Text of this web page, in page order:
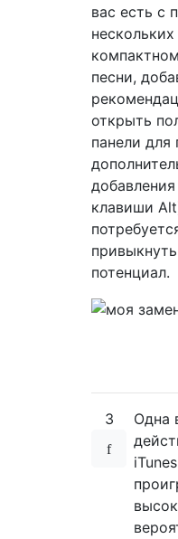
вас есть с
песни,
открыть
панели для
клавиши
потенциал.
3
Одна